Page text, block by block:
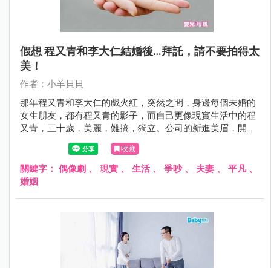
假想 程又青和李大仁結婚後…拜託，請不要拍得太
美！
作者：小羊貝貝
那年程又青和李大仁的戲火紅，突然之間，身邊每個未婚的
女生朋友，都有程又青的影子，而自己更像現實生活中的程
又青，三十歲，美麗，難搞，獨立。公司的新進美眉，開始
叫著我某某姊，聽著刺耳，而人家也只是表示禮貌，以表尊
收藏
關鍵字： 偶像劇 、 現實 、 生活、 爭吵、 夫妻 、 平凡、
婚姻